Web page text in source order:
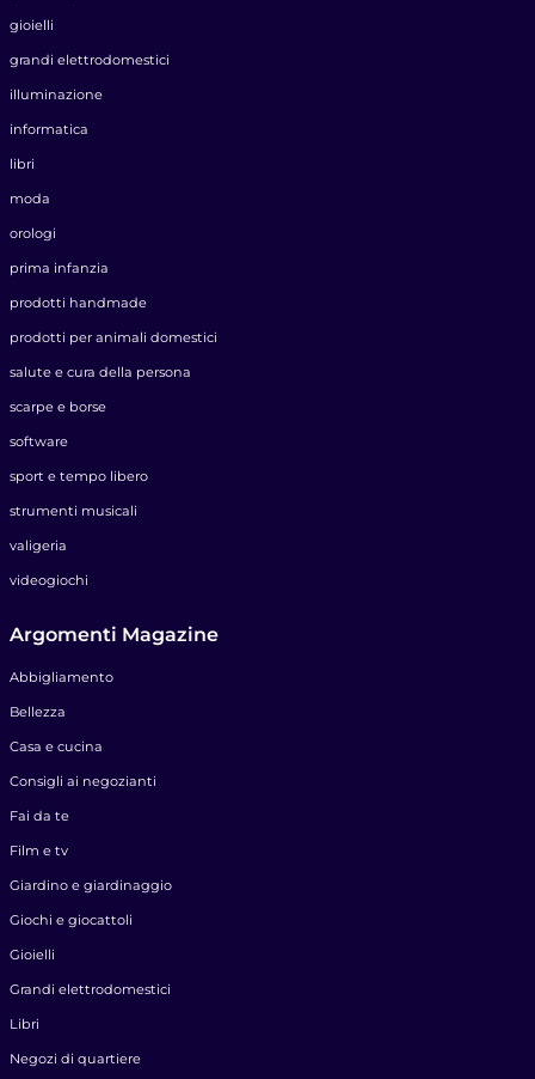
gioielli
grandi elettrodomestici
illuminazione
informatica
libri
moda
orologi
prima infanzia
prodotti handmade
prodotti per animali domestici
salute e cura della persona
scarpe e borse
software
sport e tempo libero
strumenti musicali
valigeria
videogiochi
Argomenti Magazine
Abbigliamento
Bellezza
Casa e cucina
Consigli ai negozianti
Fai da te
Film e tv
Giardino e giardinaggio
Giochi e giocattoli
Gioielli
Grandi elettrodomestici
Libri
Negozi di quartiere